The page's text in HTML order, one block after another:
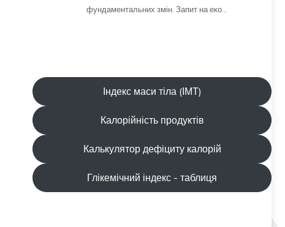
Індекс маси тіла (ІМТ)
Калорійність продуктів
Калькулятор дефіциту калорій
Глікемічний індекс - таблиця